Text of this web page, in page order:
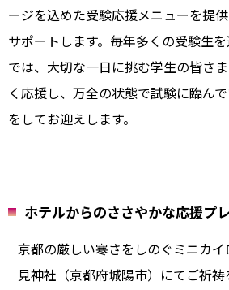
ージを込めた受験応援メニューを提
サポートします。毎年多くの受験生
では、大切な一日に挑む学生の皆さ
く応援し、万全の状態で試験に臨ん
をしてお迎えします。
ホテルからのささやかな応援プ
京都の厳しい寒さをしのぐミニカ
見神社（京都府城陽市）にてご祈